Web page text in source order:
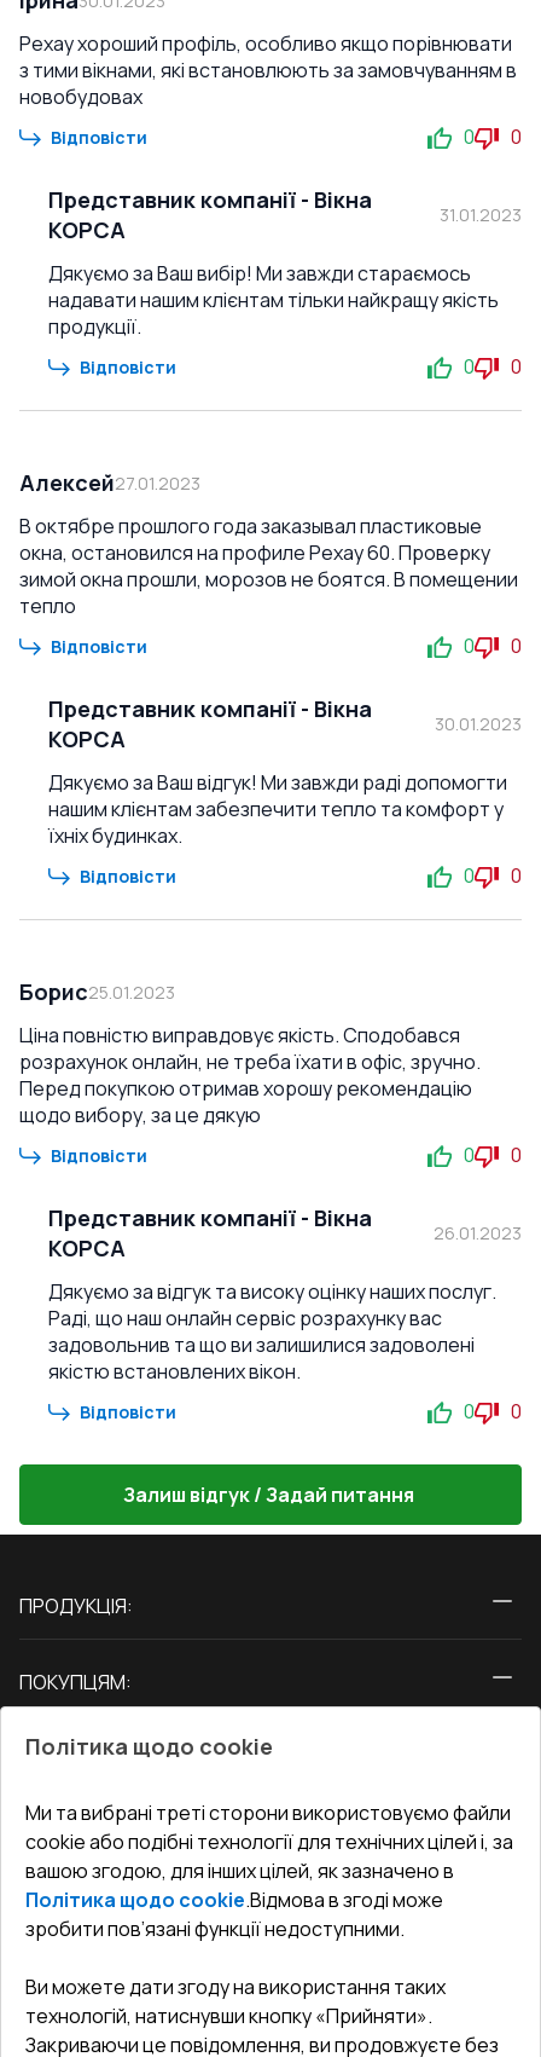
Рехау хороший профіль, особливо якщо порівнювати
з тими вікнами, які встановлюють за замовчуванням в
новобудовах
Відповісти 0 0
Представник компанії - Вікна
КОРСА
31.01.2023
Дякуємо за Ваш вибір! Ми завжди стараємось
надавати нашим клієнтам тільки найкращу якість
продукції.
Відповісти 0 0
Алексей27.01.2023
В октябре прошлого года заказывал пластиковые
окна, остановился на профиле Рехау 60. Проверку
зимой окна прошли, морозов не боятся. В помещении
тепло
Відповісти 0 0
Представник компанії - Вікна
КОРСА
30.01.2023
Дякуємо за Ваш відгук! Ми завжди раді допомогти
нашим клієнтам забезпечити тепло та комфорт у
їхніх будинках.
Відповісти 0 0
Борис25.01.2023
Ціна повністю виправдовує якість. Сподобався
розрахунок онлайн, не треба їхати в офіс, зручно.
Перед покупкою отримав хорошу рекомендацію
щодо вибору, за це дякую
Відповісти 0 0
Представник компанії - Вікна
КОРСА
26.01.2023
Дякуємо за відгук та високу оцінку наших послуг.
Раді, що наш онлайн сервіс розрахунку вас
задовольнив та що ви залишилися задоволені
якістю встановлених вікон.
Відповісти 0 0
Залиш відгук / Задай питання
ПРОДУКЦІЯ:
Двері
ПОКУПЦЯМ:
Блог
Адреса гіпермаркета
Як правильно заміряти вікна
СЕРВІС ТА ОБЛУГОВУВАННЯ:
Доставка і Оплата
Гарантія та Сервіс
Повернення товару
Договір публічної оферти
КОНТАКТИ
Офіс:Україна, м. Вінниця, вул. Келецька 60 кв. 61
undefined(undefined)
Політика щодо cookie
Ми та вибрані треті сторони використовуємо файли
cookie або подібні технології для технічних цілей і, за
вашою згодою, для інших цілей, як зазначено в
Політика щодо cookie.Відмова в згоді може
зробити пов’язані функції недоступними.
Ви можете дати згоду на використання таких
технологій, натиснувши кнопку «Прийняти».
Закриваючи це повідомлення, ви продовжуєте без